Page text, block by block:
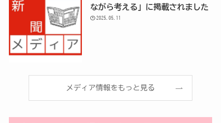
ながら考える」に掲載されました
2025.05.11
メディア情報をもっと見る